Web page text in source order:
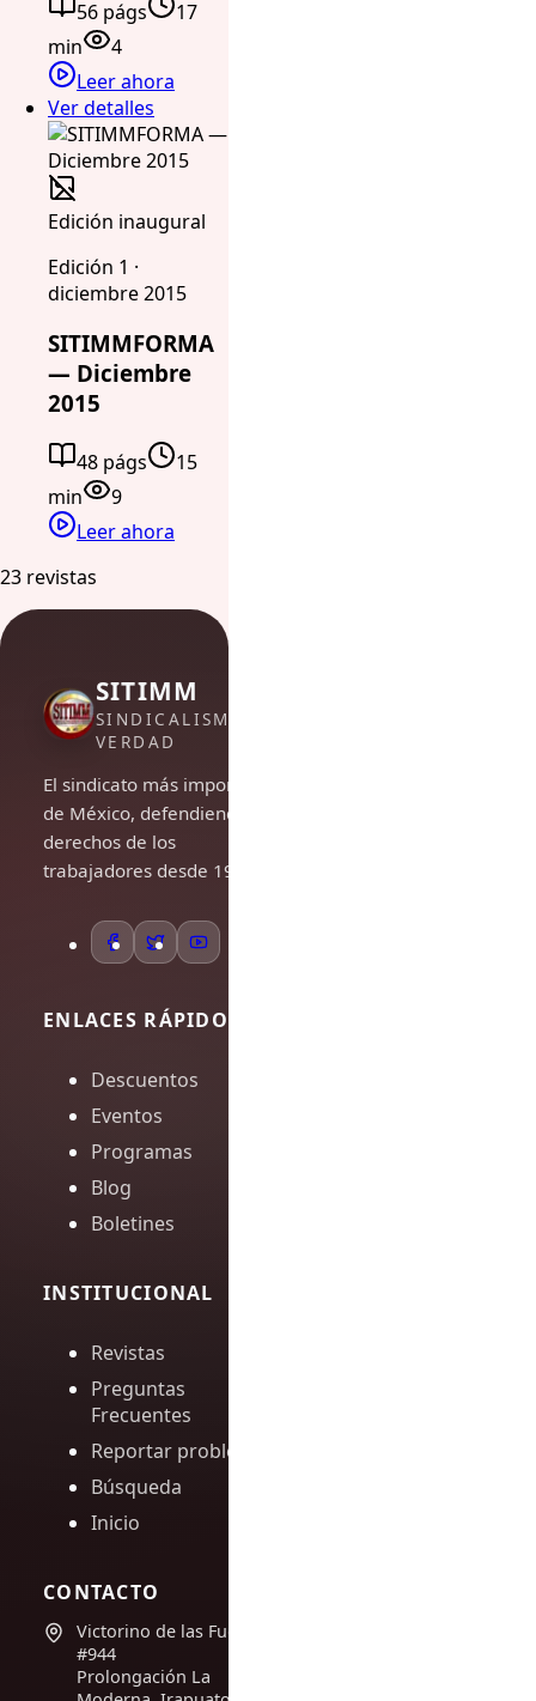
56 págs
17
min
4
Leer ahora
Ver detalles
Edición inaugural
Edición 1 ·
diciembre 2015
SITIMMFORMA
— Diciembre
2015
48 págs
15
min
9
Leer ahora
23 revistas
SITIMM
SINDICALISMO DE
VERDAD
El sindicato más importante
de México, defendiendo los
derechos de los
trabajadores desde 1948.
ENLACES RÁPIDOS
Descuentos
Eventos
Programas
Blog
Boletines
INSTITUCIONAL
Revistas
Preguntas
Frecuentes
Reportar problema
Búsqueda
Inicio
CONTACTO
Victorino de las Fuentes
#944
Prolongación La